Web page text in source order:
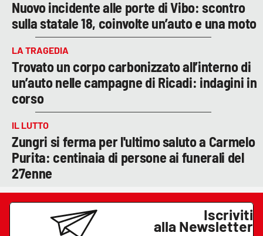
Nuovo incidente alle porte di Vibo: scontro
sulla statale 18, coinvolte un’auto e una moto
LA TRAGEDIA
Trovato un corpo carbonizzato all’interno di
un’auto nelle campagne di Ricadi: indagini in
corso
IL LUTTO
Zungri si ferma per l'ultimo saluto a Carmelo
Purita: centinaia di persone ai funerali del
27enne
Iscriviti
alla Newsletter